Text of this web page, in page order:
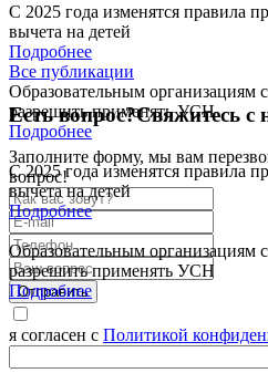
С 2025 года изменятся правила
вычета на детей
Подробнее
Образовательным организациям
разрешить применять УСН
Подробнее
С 2025 года изменятся правила
вычета на детей
Подробнее
Образовательным организациям
разрешить применять УСН
Подробнее
Все публикации
Есть вопрос?Свяжитесь с
Заполните форму, мы вам
вопрос!
Отправить
я согласен с Политикой